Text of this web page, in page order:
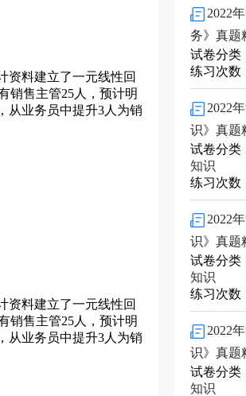
资料建立了一元线性回
销售主管25人，预计明
从业务员中提升3人为销
资料建立了一元线性回
销售主管25人，预计明
从业务员中提升3人为销
2022
务》真题
试卷分类
练习次数
2022
识》真题
试卷分类
知识
练习次数
2022
识》真题
试卷分类
知识
练习次数
2022
识》真题
试卷分类
知识